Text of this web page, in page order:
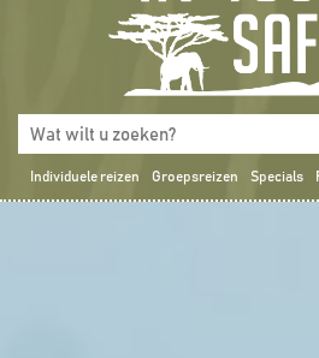
Individuele reizen Groepsreizen Specials